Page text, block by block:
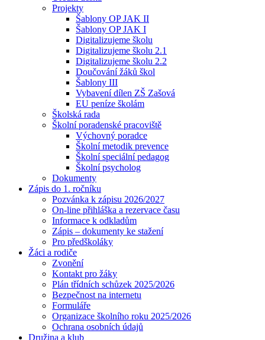
Projekty
Šablony OP JAK II
Šablony OP JAK I
Digitalizujeme školu
Digitalizujeme školu 2.1
Digitalizujeme školu 2.2
Doučování žáků škol
Šablony III
Vybavení dílen ZŠ Zašová
EU peníze školám
Školská rada
Školní poradenské pracoviště
Výchovný poradce
Školní metodik prevence
Školní speciální pedagog
Školní psycholog
Dokumenty
Zápis do 1. ročníku
Pozvánka k zápisu 2026/2027
On-line přihláška a rezervace času
Informace k odkladům
Zápis – dokumenty ke stažení
Pro předškoláky
Žáci a rodiče
Zvonění
Kontakt pro žáky
Plán třídních schůzek 2025/2026
Bezpečnost na internetu
Formuláře
Organizace školního roku 2025/2026
Ochrana osobních údajů
Družina a klub